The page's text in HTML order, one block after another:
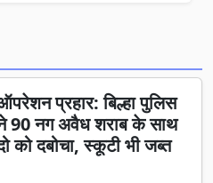
प्रहार: बिल्हा पुलिस
90 नग अवैध शराब के साथ
को दबोचा, स्कूटी भी जब्त